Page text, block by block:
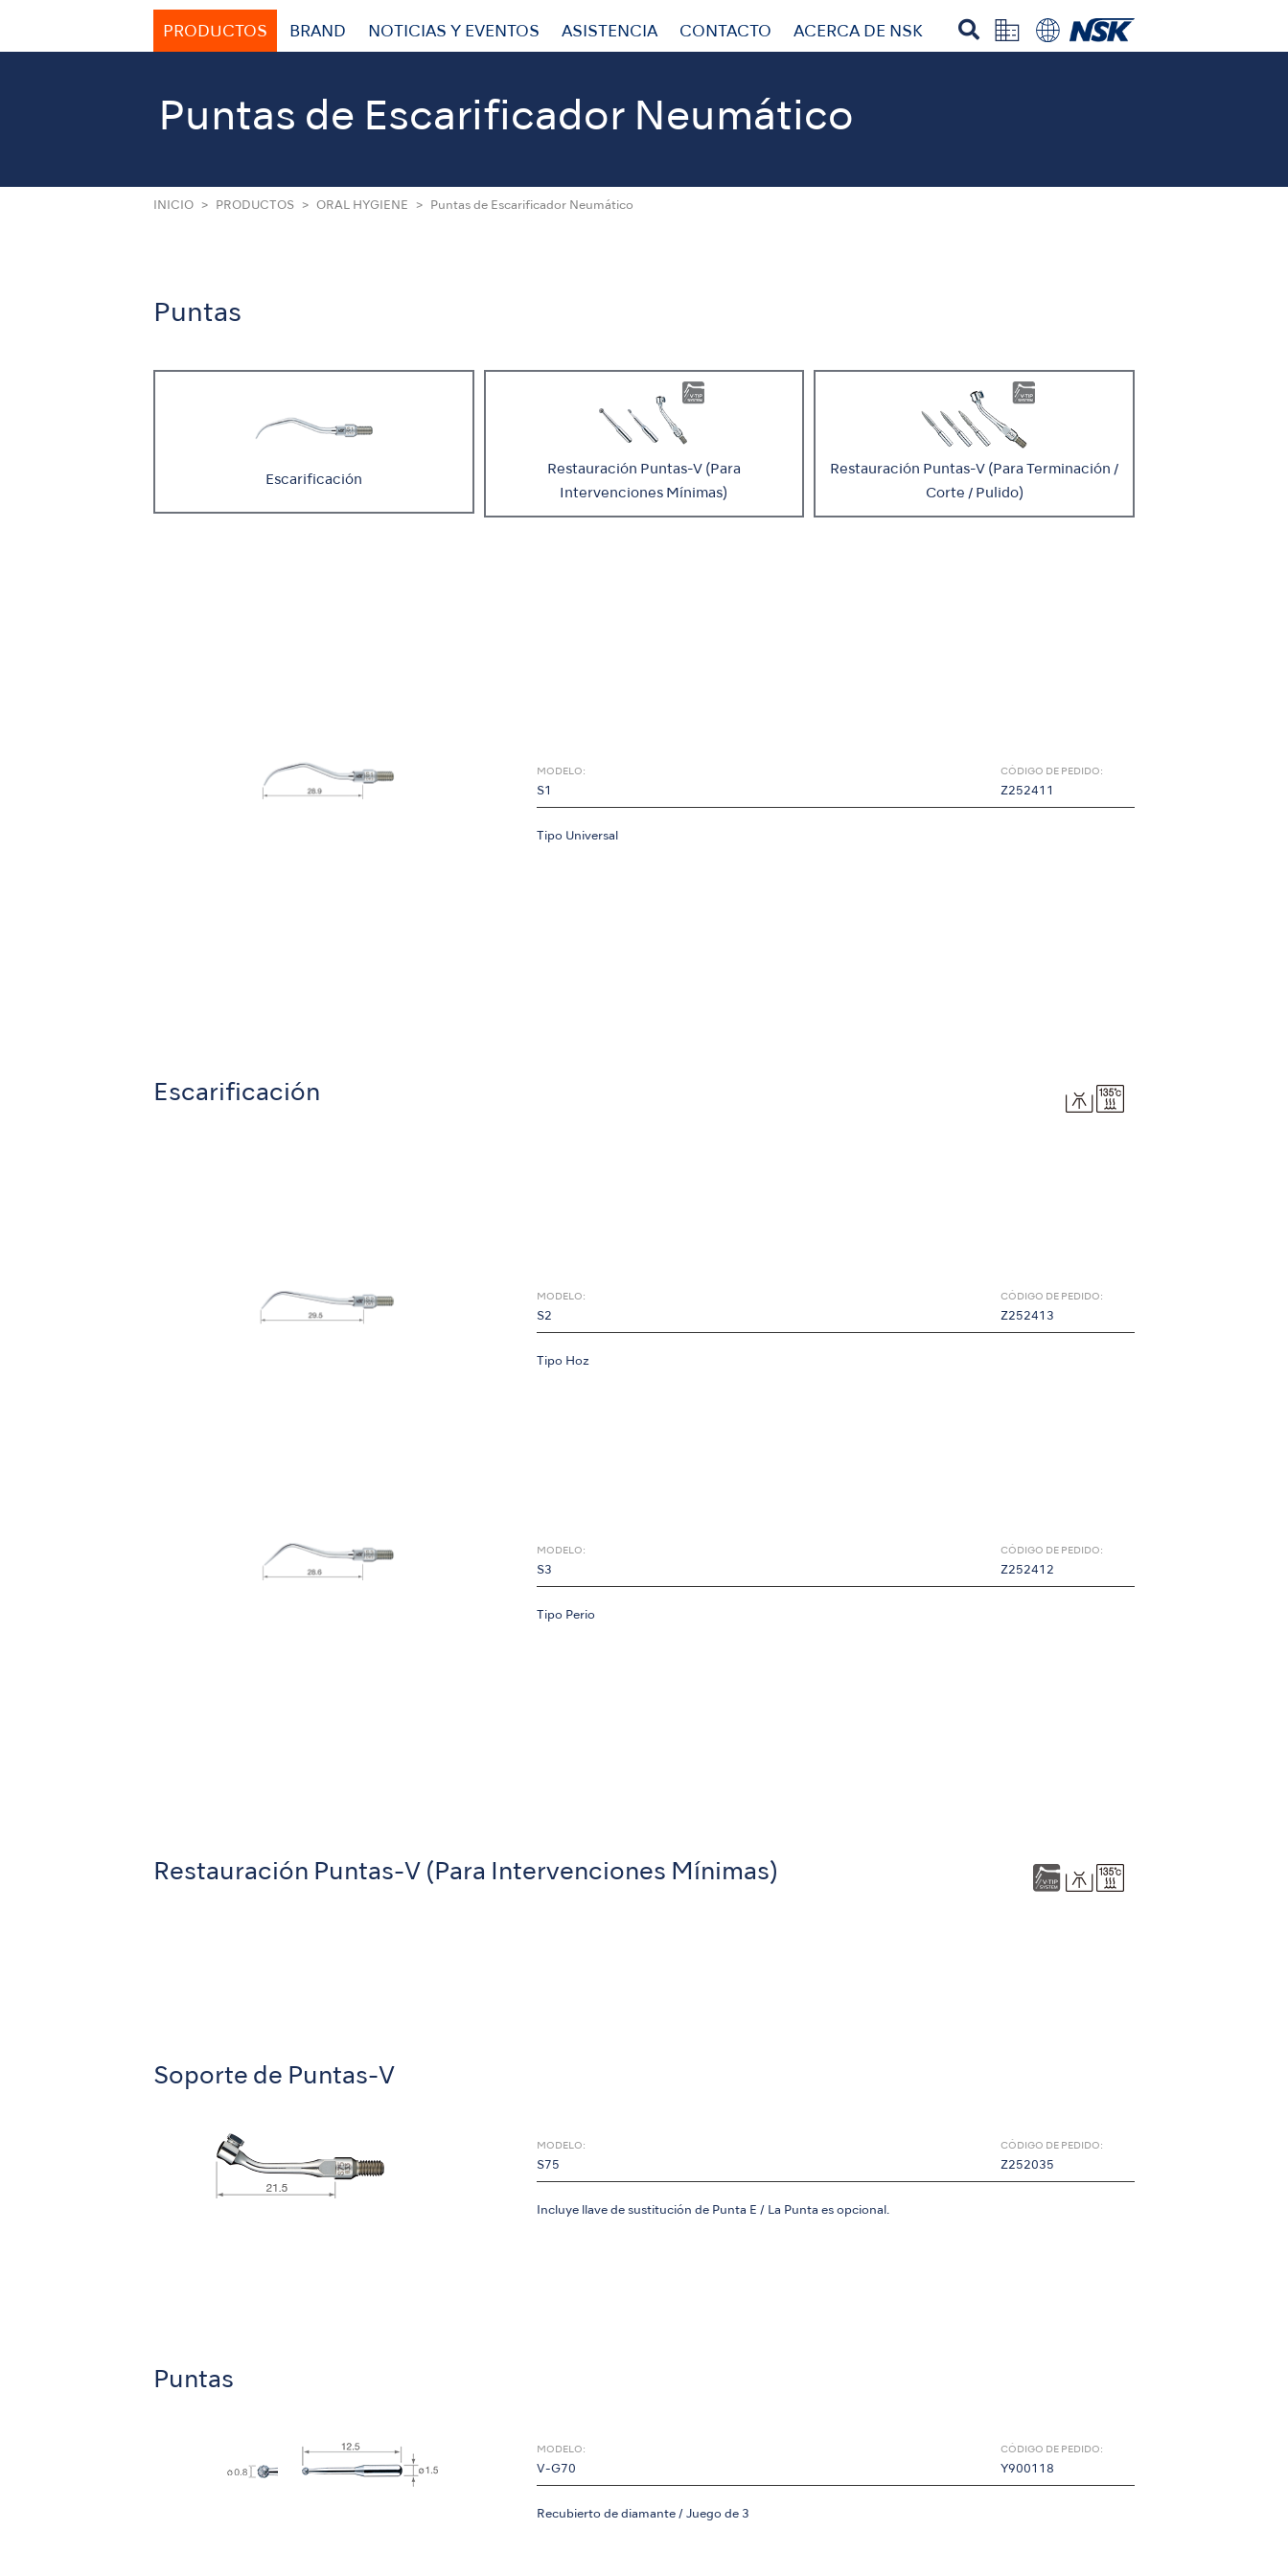
PRODUCTOS BRAND NOTICIAS Y EVENTOS ASISTENCIA CONTACTO ACERCA DE NSK
Puntas de Escarificador Neumático
INICIO PRODUCTOS ORAL HYGIENE Puntas de Escarificador Neumático
Puntas
Escarificación
Restauración Puntas-V (Para
Intervenciones Mínimas)
Restauración Puntas-V (Para Terminación /
Corte / Pulido)
MODELO:
S1
CÓDIGO DE PEDIDO:
Z252411
Tipo Universal
Escarificación
MODELO:
S2
CÓDIGO DE PEDIDO:
Z252413
Tipo Hoz
MODELO:
S3
CÓDIGO DE PEDIDO:
Z252412
Tipo Perio
Restauración Puntas-V (Para Intervenciones Mínimas)
Soporte de Puntas-V
MODELO:
S75
CÓDIGO DE PEDIDO:
Z252035
Incluye llave de sustitución de Punta E / La Punta es opcional.
Puntas
MODELO:
V-G70
CÓDIGO DE PEDIDO:
Y900118
Recubierto de diamante / Juego de 3